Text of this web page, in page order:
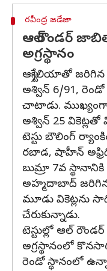
రవీంద్ర జడేజా
ఆల్ రౌండర్
అగ్రస్థానం
ఆస్ట్రేలియాతో జరిగిన
అశ్విన్ 6/91,
చాటాడు.
అశ్విన్ 25
టెస్టు బౌలింగ్
రబాడ, షాహీన్
బుమ్రా 7వ
అహ్మదాబాద్‌
మూడు వికెట్లను
చేరుకున్నాడు.
టెస్టుల్లో ఆల్
అగ్రస్థానంలో
రెండో స్థానంలో